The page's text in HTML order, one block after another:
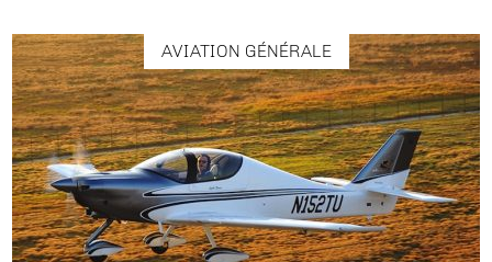
AVIATION GÉNÉRALE